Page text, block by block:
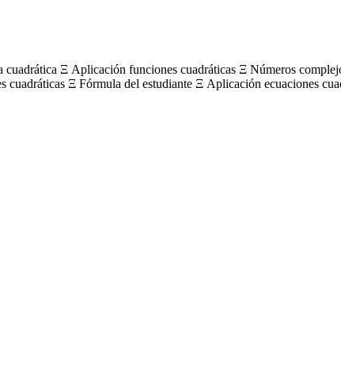
Ξ Aplicación funciones cuadráticas Ξ Números
cuadráticas Ξ Fórmula del estudiante Ξ Aplicación ecuaciones